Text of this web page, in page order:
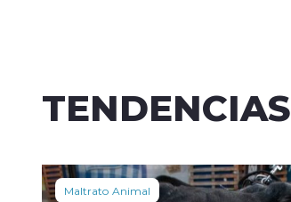
TENDENCIAS
Maltrato Animal